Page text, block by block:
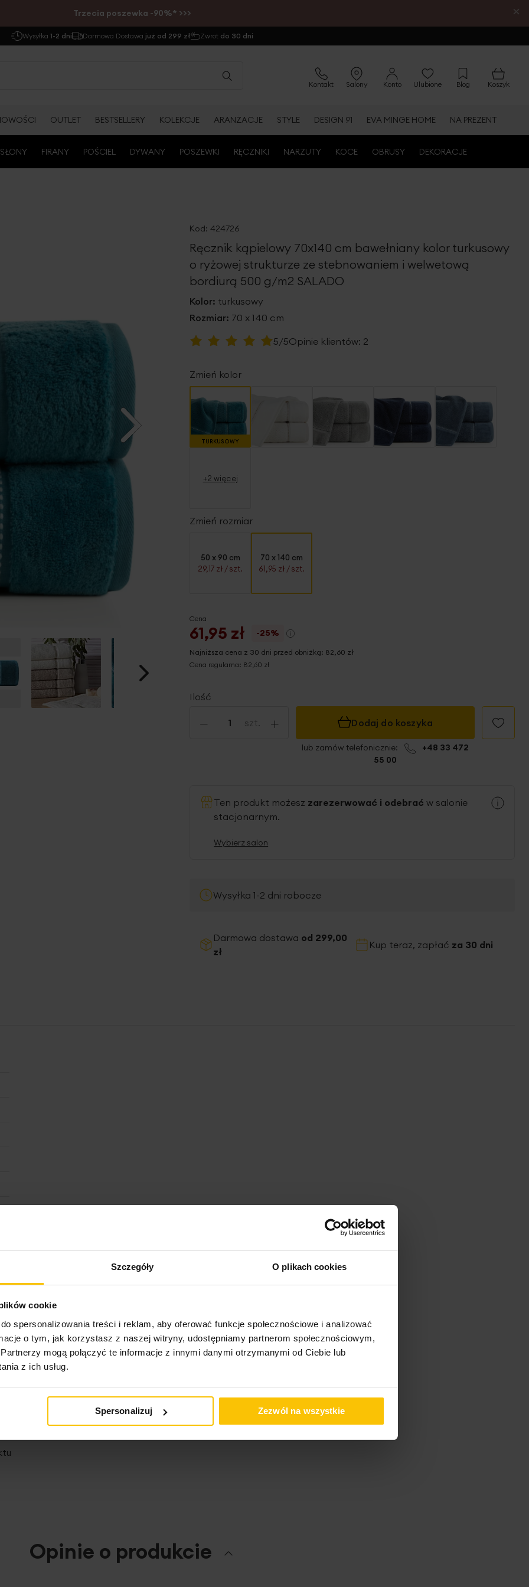
Szczegóły O plikach cookies
cookie
spersonalizowania treści i reklam, aby oferować funkcje społecznościowe i analizować
o tym, jak korzystasz z naszej witryny, udostępniamy partnerom społecznościowym,
mogą połączyć te informacje z innymi danymi otrzymanymi od Ciebie lub
z ich usług.
Spersonalizuj Zezwól na wszystkie
Trzecia poszewka -90%* >>> ×
Wysyłka 1-2 dni Darmowa Dostawa już od 299 zł Zwrot do 30 dni
Kontakt Salony Konto Ulubione Blog Koszyk
OUTLET BESTSELLERY KOLEKCJE ARANŻACJE STYLE DESIGN 91 EVA MINGE HOME NA PREZENT
FIRANY POŚCIEL DYWANY POSZEWKI RĘCZNIKI NARZUTY KOCE OBRUSY DEKORACJE
Kod: 424726
Ręcznik kąpielowy 70x140 cm bawełniany kolor turkusowy
o ryżowej strukturze ze stebnowaniem i welwetową
bordiurą 500 g/m2 SALADO
Kolor: turkusowy
Rozmiar: 70 x 140 cm
Ocena:
5/5Opinie klientów: 2
Zmień kolor
TURKUSOWY
+2 więcej
Zmień rozmiar
50 x 90 cm
29,17 zł / szt.
70 x 140 cm
61,95 zł / szt.
Ilość
- szt. +
Cena
61,95 zł -25%
Najniższa cena z 30 dni przed obniżką: 82,60 zł
Cena regularna: 82,60 zł
Dodaj do koszyka
lub zamów telefonicznie:
+48 33 472
55 00
Ten produkt możesz zarezerwować i odebrać w salonie
stacjonarnym.
Wybierz salon
Wysyłka 1-2 dni robocze
Darmowa dostawa od 299,00
zł
Kup teraz, zapłać za 30 dni
Opinie o produkcie